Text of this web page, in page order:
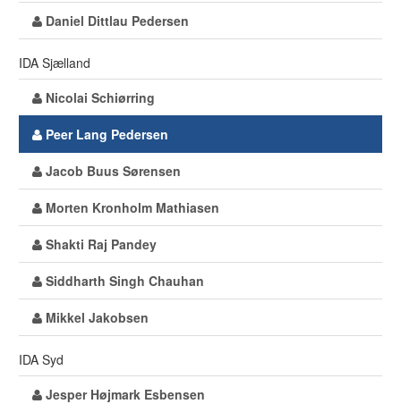
Daniel Dittlau Pedersen
IDA Sjælland
Nicolai Schiørring
Peer Lang Pedersen
Jacob Buus Sørensen
Morten Kronholm Mathiasen
Shakti Raj Pandey
Siddharth Singh Chauhan
Mikkel Jakobsen
IDA Syd
Jesper Højmark Esbensen